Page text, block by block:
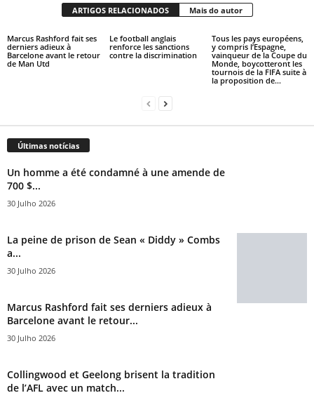
ARTIGOS RELACIONADOS Mais do autor
Marcus Rashford fait ses
derniers adieux à
Barcelone avant le retour
de Man Utd
Le football anglais
renforce les sanctions
contre la discrimination
Tous les pays européens,
y compris l’Espagne,
vainqueur de la Coupe du
Monde, boycotteront les
tournois de la FIFA suite à
la proposition de...
Últimas notícias
Un homme a été condamné à une amende de
700 $...
30 Julho 2026
La peine de prison de Sean « Diddy » Combs
a...
30 Julho 2026
Marcus Rashford fait ses derniers adieux à
Barcelone avant le retour...
30 Julho 2026
Collingwood et Geelong brisent la tradition
de l’AFL avec un match...